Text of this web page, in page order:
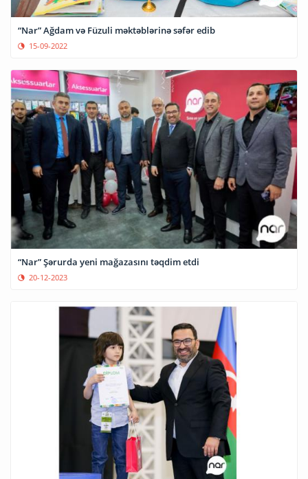
“Nar” Ağdam və Füzuli məktəblərinə səfər edib
15-09-2022
“Nar” Şərurda yeni mağazasını təqdim etdi
20-12-2023